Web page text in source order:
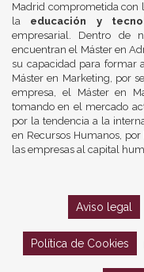
Madrid comprometida con
la educación y
empresarial. Dentro de
encuentran el Máster en
su capacidad para formar
Máster en Marketing, por
empresa, el Máster en
tomando en el mercado
por la tendencia a la
en Recursos Humanos,
las empresas al capital
Aviso legal
Política de Cookies